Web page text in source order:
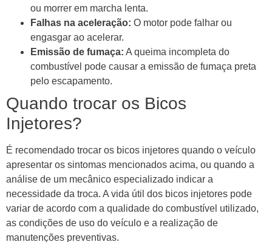
ou morrer em marcha lenta.
Falhas na aceleração: O motor pode falhar ou
engasgar ao acelerar.
Emissão de fumaça: A queima incompleta do
combustível pode causar a emissão de fumaça preta
pelo escapamento.
Quando trocar os Bicos
Injetores?
É recomendado trocar os bicos injetores quando o veículo
apresentar os sintomas mencionados acima, ou quando a
análise de um mecânico especializado indicar a
necessidade da troca. A vida útil dos bicos injetores pode
variar de acordo com a qualidade do combustível utilizado,
as condições de uso do veículo e a realização de
manutenções preventivas.